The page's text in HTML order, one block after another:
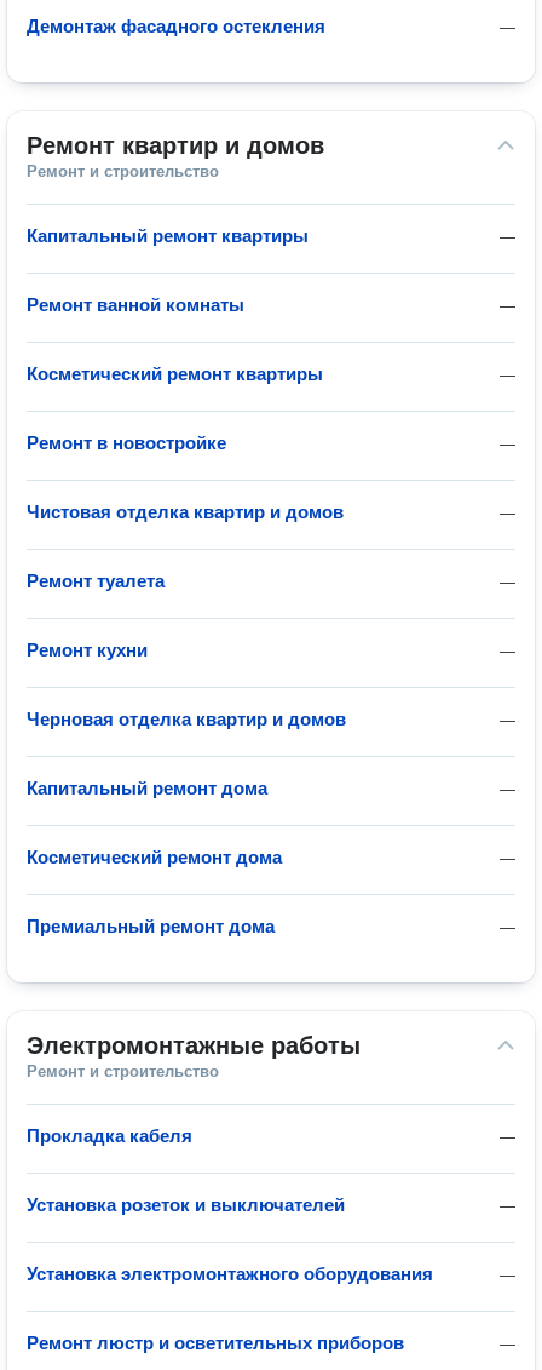
—
Демонтаж фасадного остекления
Ремонт квартир и домов
Ремонт и строительство
—
Капитальный ремонт квартиры
—
Ремонт ванной комнаты
—
Косметический ремонт квартиры
—
Ремонт в новостройке
—
Чистовая отделка квартир и домов
—
Ремонт туалета
—
Ремонт кухни
—
Черновая отделка квартир и домов
—
Капитальный ремонт дома
—
Косметический ремонт дома
—
Премиальный ремонт дома
Электромонтажные работы
Ремонт и строительство
—
Прокладка кабеля
—
Установка розеток и выключателей
—
Установка электромонтажного оборудования
—
Ремонт люстр и осветительных приборов